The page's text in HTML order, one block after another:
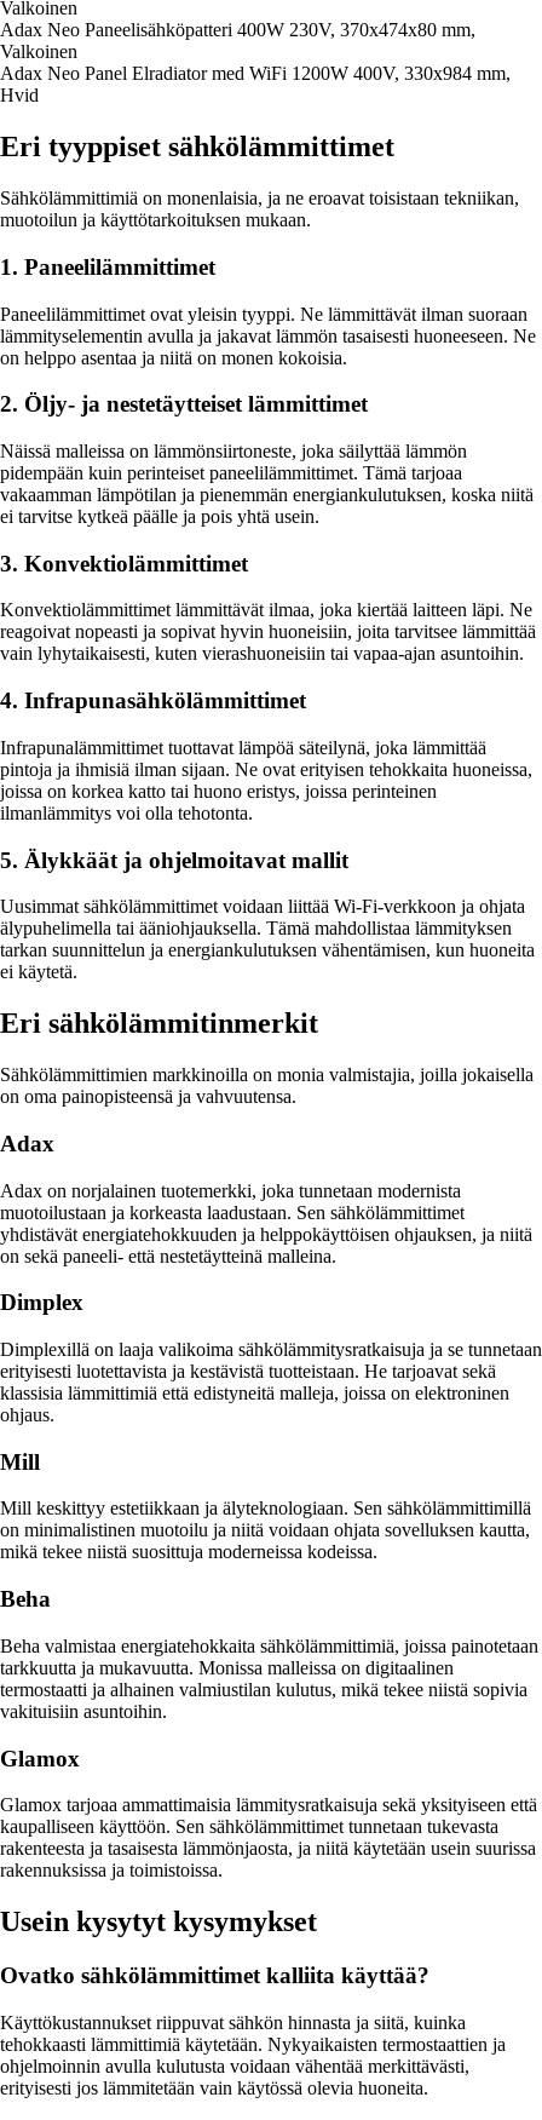
Valkoinen
Adax Neo Paneelisähköpatteri 400W 230V, 370x474x80 mm,
Valkoinen
Adax Neo Panel Elradiator med WiFi 1200W 400V, 330x984 mm,
Hvid
Eri tyyppiset sähkölämmittimet
Sähkölämmittimiä on monenlaisia, ja ne eroavat toisistaan tekniikan,
muotoilun ja käyttötarkoituksen mukaan.
1. Paneelilämmittimet
Paneelilämmittimet ovat yleisin tyyppi. Ne lämmittävät ilman suoraan
lämmityselementin avulla ja jakavat lämmön tasaisesti huoneeseen. Ne
on helppo asentaa ja niitä on monen kokoisia.
2. Öljy- ja nestetäytteiset lämmittimet
Näissä malleissa on lämmönsiirtoneste, joka säilyttää lämmön
pidempään kuin perinteiset paneelilämmittimet. Tämä tarjoaa
vakaamman lämpötilan ja pienemmän energiankulutuksen, koska niitä
ei tarvitse kytkeä päälle ja pois yhtä usein.
3. Konvektiolämmittimet
Konvektiolämmittimet lämmittävät ilmaa, joka kiertää laitteen läpi. Ne
reagoivat nopeasti ja sopivat hyvin huoneisiin, joita tarvitsee lämmittää
vain lyhytaikaisesti, kuten vierashuoneisiin tai vapaa-ajan asuntoihin.
4. Infrapunasähkölämmittimet
Infrapunalämmittimet tuottavat lämpöä säteilynä, joka lämmittää
pintoja ja ihmisiä ilman sijaan. Ne ovat erityisen tehokkaita huoneissa,
joissa on korkea katto tai huono eristys, joissa perinteinen
ilmanlämmitys voi olla tehotonta.
5. Älykkäät ja ohjelmoitavat mallit
Uusimmat sähkölämmittimet voidaan liittää Wi-Fi-verkkoon ja ohjata
älypuhelimella tai ääniohjauksella. Tämä mahdollistaa lämmityksen
tarkan suunnittelun ja energiankulutuksen vähentämisen, kun huoneita
ei käytetä.
Eri sähkölämmitinmerkit
Sähkölämmittimien markkinoilla on monia valmistajia, joilla jokaisella
on oma painopisteensä ja vahvuutensa.
Adax
Adax on norjalainen tuotemerkki, joka tunnetaan modernista
muotoilustaan ja korkeasta laadustaan. Sen sähkölämmittimet
yhdistävät energiatehokkuuden ja helppokäyttöisen ohjauksen, ja niitä
on sekä paneeli- että nestetäytteinä malleina.
Dimplex
Dimplexillä on laaja valikoima sähkölämmitysratkaisuja ja se tunnetaan
erityisesti luotettavista ja kestävistä tuotteistaan. He tarjoavat sekä
klassisia lämmittimiä että edistyneitä malleja, joissa on elektroninen
ohjaus.
Mill
Mill keskittyy estetiikkaan ja älyteknologiaan. Sen sähkölämmittimillä
on minimalistinen muotoilu ja niitä voidaan ohjata sovelluksen kautta,
mikä tekee niistä suosittuja moderneissa kodeissa.
Beha
Beha valmistaa energiatehokkaita sähkölämmittimiä, joissa painotetaan
tarkkuutta ja mukavuutta. Monissa malleissa on digitaalinen
termostaatti ja alhainen valmiustilan kulutus, mikä tekee niistä sopivia
vakituisiin asuntoihin.
Glamox
Glamox tarjoaa ammattimaisia lämmitysratkaisuja sekä yksityiseen että
kaupalliseen käyttöön. Sen sähkölämmittimet tunnetaan tukevasta
rakenteesta ja tasaisesta lämmönjaosta, ja niitä käytetään usein suurissa
rakennuksissa ja toimistoissa.
Usein kysytyt kysymykset
Ovatko sähkölämmittimet kalliita käyttää?
Käyttökustannukset riippuvat sähkön hinnasta ja siitä, kuinka
tehokkaasti lämmittimiä käytetään. Nykyaikaisten termostaattien ja
ohjelmoinnin avulla kulutusta voidaan vähentää merkittävästi,
erityisesti jos lämmitetään vain käytössä olevia huoneita.